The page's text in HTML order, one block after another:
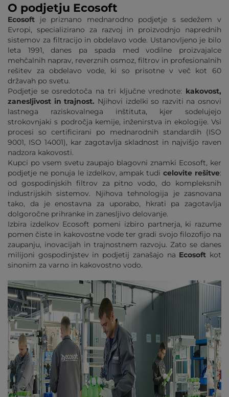
O podjetju Ecosoft
Ecosoft je priznano mednarodno podjetje s sedežem v
Evropi, specializirano za razvoj in proizvodnjo naprednih
sistemov za filtracijo in obdelavo vode. Ustanovljeno je bilo
leta 1991, danes pa spada med vodilne proizvajalce
mehčalnih naprav, reverznih osmoz, filtrov in profesionalnih
rešitev za obdelavo vode, ki so prisotne v več kot 60
državah po svetu.
Podjetje se osredotoča na tri ključne vrednote: kakovost,
zanesljivost in trajnost. Njihovi izdelki so razviti na osnovi
lastnega raziskovalnega inštituta, kjer sodelujejo
strokovnjaki s področja kemije, inženirstva in ekologije. Vsi
procesi so certificirani po mednarodnih standardih (ISO
9001, ISO 14001), kar zagotavlja skladnost in najvišjo raven
nadzora kakovosti.
Kupci po vsem svetu zaupajo blagovni znamki Ecosoft, ker
podjetje ne ponuja le izdelkov, ampak tudicelovite rešitve:
od gospodinjskih filtrov za pitno vodo, do kompleksnih
industrijskih sistemov. Njihova tehnologija je zasnovana
tako, da je enostavna za uporabo, hkrati pa zagotavlja
dolgoročne prihranke in zanesljivo delovanje.
Izbira izdelkov Ecosoft pomeni izbiro partnerja, ki razume
pomen čiste in kakovostne vode ter gradi svojo filozofijo na
zaupanju, inovacijah in trajnostnem razvoju. Zato se danes
milijoni gospodinjstev in podjetij zanašajo na Ecosoft kot
sinonim za varno in kakovostno vodo.